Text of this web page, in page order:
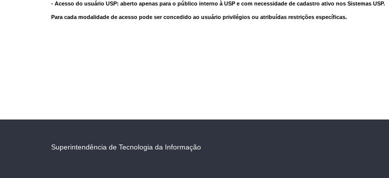
- Acesso do usuário USP: aberto apenas para o público interno à USP e com necessidade de cadastro ativo nos Sistemas USP.
Para cada modalidade de acesso pode ser concedido ao usuário privilégios ou atribuídas restrições específicas.
Superintendência de Tecnologia da Informação